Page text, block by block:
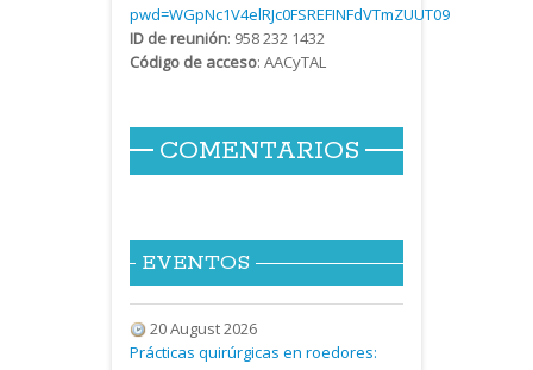
pwd=WGpNc1V4elRJc0FSREFINFdVTmZUUT09
ID de reunión: 958 232 1432
Código de acceso: AACyTAL
COMENTARIOS
EVENTOS
20 August 2026
Prácticas quirúrgicas en roedores: